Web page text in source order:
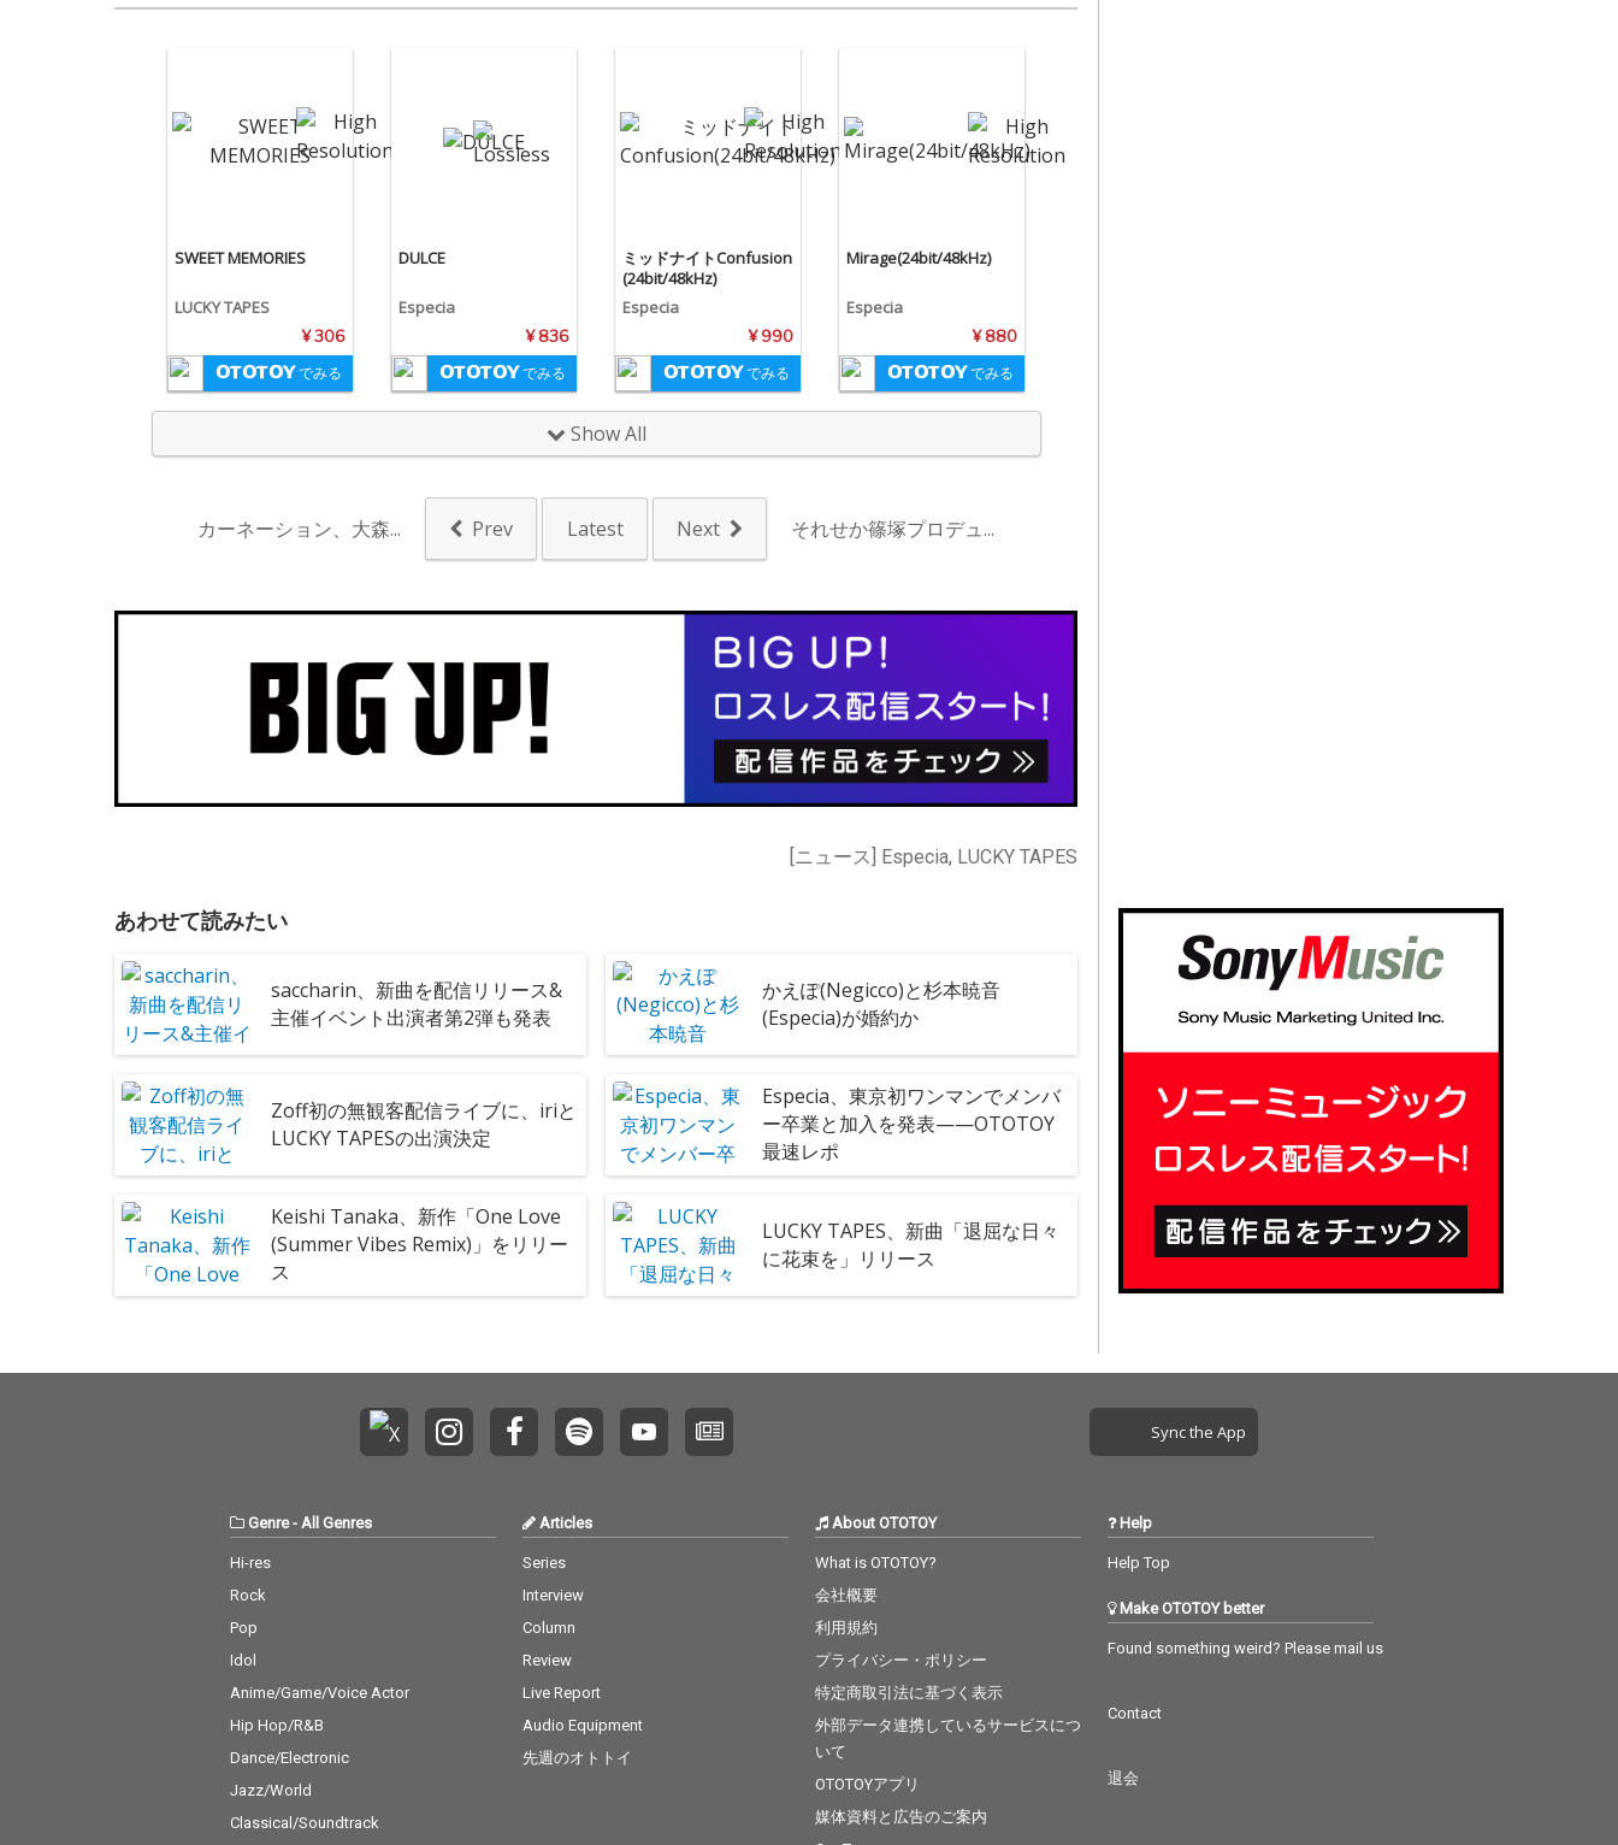
SWEET MEMORIES
LUCKY TAPES
¥ 306
でみる
DULCE
Especia
¥ 836
でみる
ミッドナイトConfusion
(24bit/48kHz)
Especia
¥ 990
でみる
Mirage(24bit/48kHz)
Especia
¥ 880
でみる
Show All
カーネーション、大森... Prev Latest Next それせか篠塚プロデュ...
[ニュース] Especia, LUCKY TAPES
あわせて読みたい
saccharin、新曲を配信リリース&
主催イベント出演者第2弾も発表
かえぽ(Negicco)と杉本暁音
(Especia)が婚約か
Zoff初の無観客配信ライブに、iriと
LUCKY TAPESの出演決定
Especia、東京初ワンマンでメンバ
ー卒業と加入を発表——OTOTOY
最速レポ
Keishi Tanaka、新作「One Love
(Summer Vibes Remix)」をリリー
ス
LUCKY TAPES、新曲「退屈な日々
に花束を」リリース
Sync the App
Genre- All Genres
Hi-res
Rock
Pop
Idol
Anime/Game/Voice Actor
Hip Hop/R&B
Dance/Electronic
Jazz/World
Classical/Soundtrack
Articles
Series
Interview
Column
Review
Live Report
Audio Equipment
先週のオトトイ
About OTOTOY
What is OTOTOY?
会社概要
利用規約
プライバシー・ポリシー
特定商取引法に基づく表示
外部データ連携しているサービスにつ
いて
OTOTOYアプリ
媒体資料と広告のご案内
Help
Help Top
Make OTOTOY better
Found something weird? Please mail us
Contact
退会